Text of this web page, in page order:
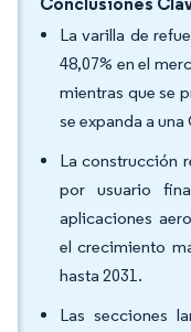
La varilla de
48,07% en el
mientras que se
se expanda a una
La construcción
por usuario
aplicaciones
el crecimiento
hasta 2031.
Las secciones